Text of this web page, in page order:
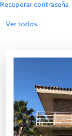
Recuperar contraseña
Ver todos